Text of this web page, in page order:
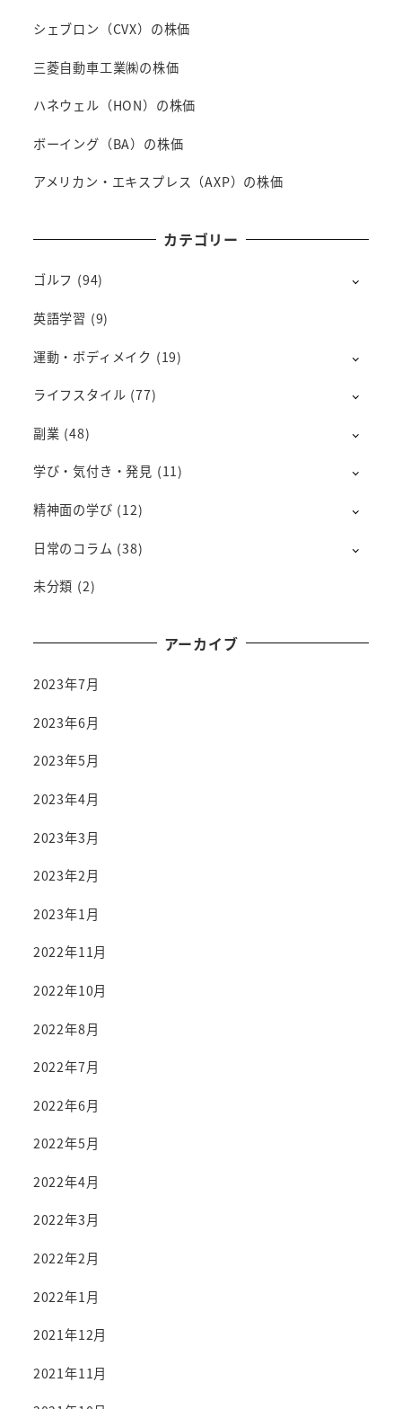
シェブロン（CVX）の株価
三菱自動車工業㈱の株価
ハネウェル（HON）の株価
ボーイング（BA）の株価
アメリカン・エキスプレス（AXP）の株価
カテゴリー
ゴルフ (94)
英語学習 (9)
運動・ボディメイク (19)
ライフスタイル (77)
副業 (48)
学び・気付き・発見 (11)
精神面の学び (12)
日常のコラム (38)
未分類 (2)
アーカイブ
2023年7月
2023年6月
2023年5月
2023年4月
2023年3月
2023年2月
2023年1月
2022年11月
2022年10月
2022年8月
2022年7月
2022年6月
2022年5月
2022年4月
2022年3月
2022年2月
2022年1月
2021年12月
2021年11月